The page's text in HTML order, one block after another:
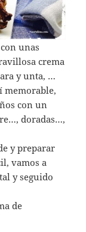
unas
crema
y unta, …
memorable,
con un
doradas…,
y preparar
vamos a
y seguido